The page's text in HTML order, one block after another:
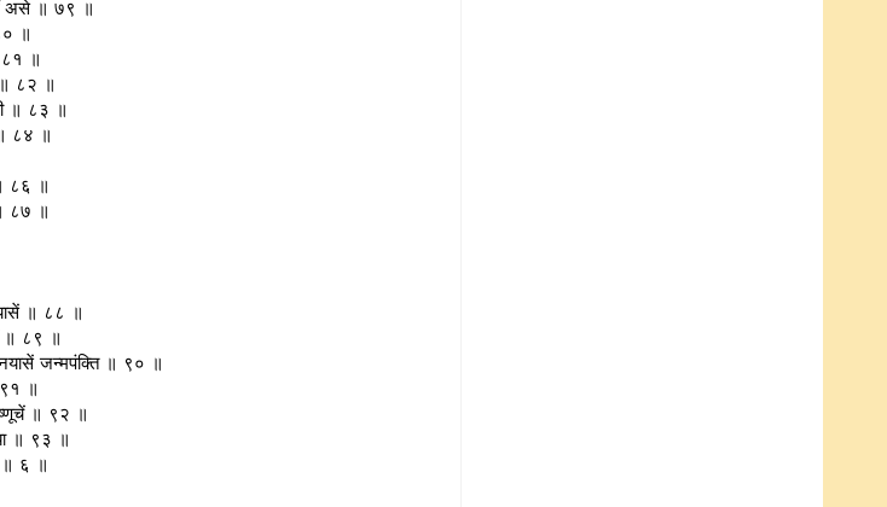
असे ॥ ७९ ॥
॥
८१ ॥
॥ ८२ ॥
॥ ८३ ॥
८४ ॥
८६ ॥
८७ ॥
॥ ८८ ॥
॥ ८९ ॥
जन्मपंक्ति ॥ ९० ॥
॥
॥ ९२ ॥
॥ ९३ ॥
॥ ६ ॥